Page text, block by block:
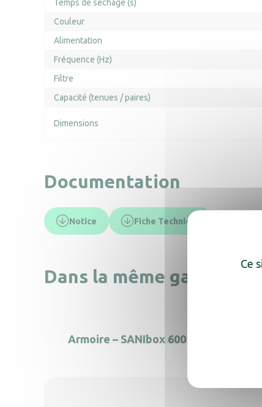
Temps de séchage (s)
Couleur
Alimentation
Fréquence (Hz)
Filtre
Capacité (tenues / paires)
Dimensions
Documentation
Notice Fiche Technique
Dans la même gamme,
Armoire – SANIbox 600
Ce